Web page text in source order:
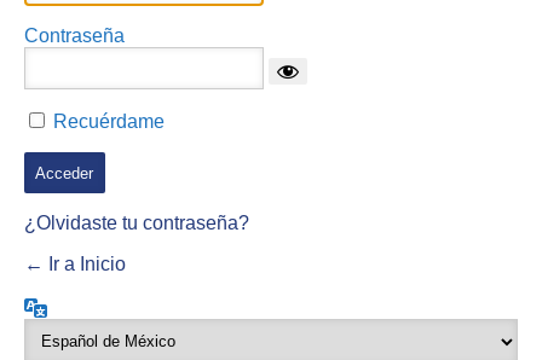
Contraseña
Recuérdame
¿Olvidaste tu contraseña?
← Ir a Inicio